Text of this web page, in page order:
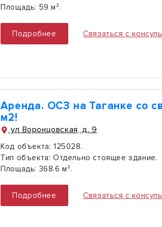
Площадь: 59 м².
Подробнее Связаться с
Аренда. ОСЗ на Таганке со
м2!
ул Воронцовская, д. 9
Код объекта: 125028.
Тип объекта: Отдельно стоящее здание.
Площадь: 368.6 м².
Подробнее Связаться с